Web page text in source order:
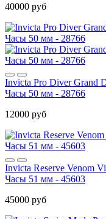
40000 руб
Invicta Pro Diver Grand
Часы 50 мм - 28766
12000 руб
Invicta Reserve Venom
Часы 51 мм - 45603
45000 руб